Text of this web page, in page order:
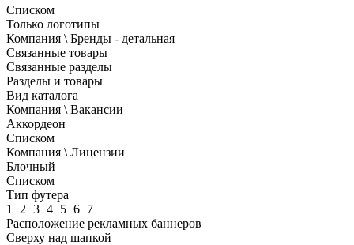
Списком
Только логотипы
Компания \ Бренды - детальная
Связанные товары
Связанные разделы
Разделы и товары
Вид каталога
Компания \ Вакансии
Аккордеон
Списком
Компания \ Лицензии
Блочный
Списком
Тип футера
1
2 3 4 5 6 7
Расположение рекламных баннеров
Сверху над шапкой